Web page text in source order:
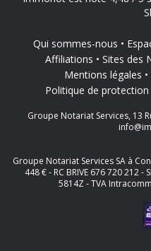
Qui sommes-nous
Affiliations
Sites des
Mentions légales
Politique de
Groupe Notariat Services, 13
Groupe Notariat Services SA à
448 € - RC BRIVE 676 720 212 -
5814Z - TVA